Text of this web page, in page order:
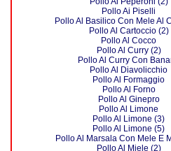
Pollo Ai Piselli
Pollo Al Basilico Con Mele Al
Pollo Al Cartoccio (2)
Pollo Al Cocco
Pollo Al Curry (2)
Pollo Al Curry Con
Pollo Al Diavolicchio
Pollo Al Formaggio
Pollo Al Forno
Pollo Al Ginepro
Pollo Al Limone
Pollo Al Limone (3)
Pollo Al Limone (5)
Pollo Al Marsala Con Mele E
Pollo Al Miele (2)